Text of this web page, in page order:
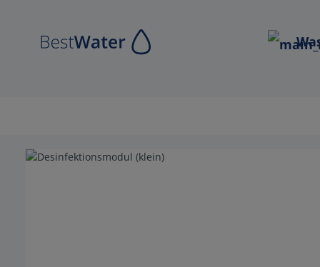
Bildergalerie überspringen